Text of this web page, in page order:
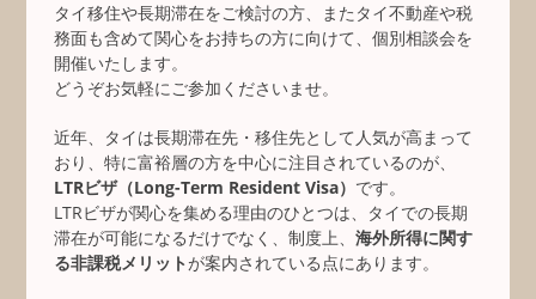
タイ移住や長期滞在をご検討の方、またタイ不動産や税
務面も含めて関心をお持ちの方に向けて、個別相談会を
開催いたします。
どうぞお気軽にご参加くださいませ。
近年、タイは長期滞在先・移住先として人気が高まって
おり、特に富裕層の方を中心に注目されているのが、
LTRビザ（Long-Term Resident Visa） です。
LTRビザが関心を集める理由のひとつは、タイでの長期
滞在が可能になるだけでなく、制度上、 海外所得に関す
る非課税メリットが案内されている点にあります。